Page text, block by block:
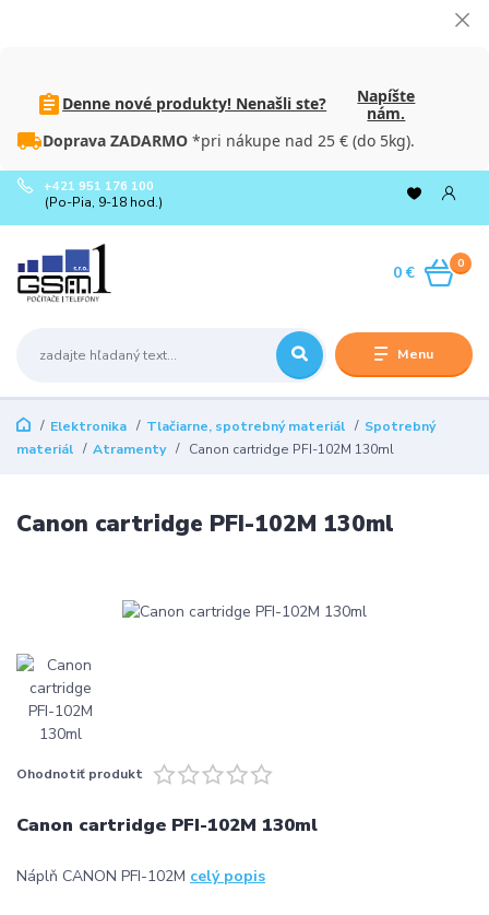
Denne nové produkty! Nenašli ste?
Napíšte
nám.
Doprava ZADARMO *pri nákupe nad 25 € (do 5kg).
Menu
+421 951 176 100
(Po-Pia, 9-18 hod.)
0
0 €
Elektronika Tlačiarne, spotrebný materiál
Spotrebný
materiál
Atramenty Canon cartridge PFI-102M 130ml
Canon cartridge PFI-102M 130ml
Ohodnotiť produkt
Canon cartridge PFI-102M 130ml
Náplň CANON PFI-102M celý popis